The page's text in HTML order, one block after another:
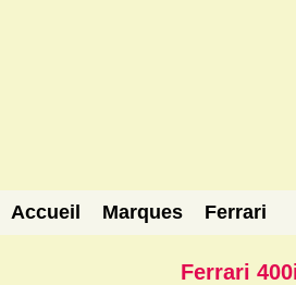
Accueil Marques Ferrari
Ferrari